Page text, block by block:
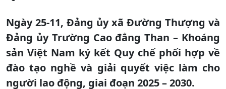
Ngày 25-11, Đảng ủy xã Đường Thượng và
Đảng ủy Trường Cao đẳng Than – Khoáng
sản Việt Nam ký kết Quy chế phối hợp về
đào tạo nghề và giải quyết việc làm cho
người lao động, giai đoạn 2025 – 2030.